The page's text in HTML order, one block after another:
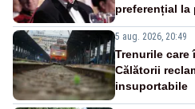
preferențial la
5 aug. 2026, 20:49
Trenurile care
Călătorii
insuportabile